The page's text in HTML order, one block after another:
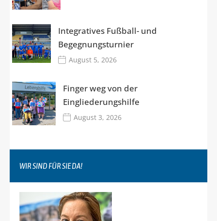
Integratives Fußball- und
Begegnungsturnier
August 5, 2026
Finger weg von der
Eingliederungshilfe
August 3, 2026
WIR SIND FÜR SIE DA!